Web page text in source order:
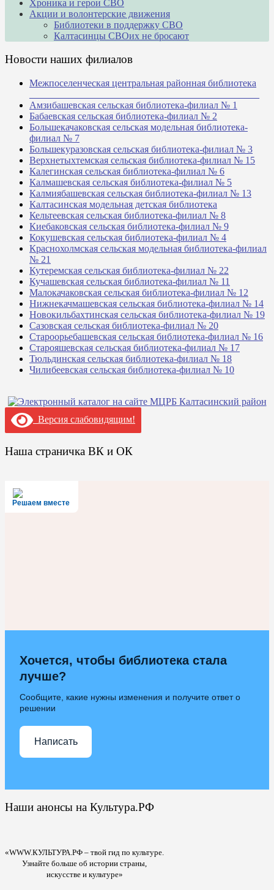
Хроника и герои СВО
Акции и волонтерские движения
Библиотеки в поддержку СВО
Калтасинцы СВОих не бросают
Новости наших филиалов
Межпоселенческая центральная районная библиотека
Амзибашевская сельская библиотека-филиал № 1
Бабаевская сельская библиотека-филиал № 2
Большекачаковская сельская модельная библиотека-
филиал № 7
Большекуразовская сельская библиотека-филиал № 3
Верхнетыхтемская сельская библиотека-филиал № 15
Калегинская сельская библиотека-филиал № 6
Калмашевская сельская библиотека-филиал № 5
Калмиябашевская сельская библиотека-филиал № 13
Калтасинская модельная детская библиотека
Кельтеевская сельская библиотека-филиал № 8
Киебаковская сельская библиотека-филиал № 9
Кокушевская сельская библиотека-филиал № 4
Краснохолмская сельская модельная библиотека-филиал
№ 21
Кутеремская сельская библиотека-филиал № 22
Кучашевская сельская библиотека-филиал № 11
Малокачаковская сельская библиотека-филиал № 12
Нижнекачмашевская сельская библиотека-филиал № 14
Новокильбахтинская сельская библиотека-филиал № 19
Сазовская сельская библиотека-филиал № 20
Староорьебашевская сельская библиотека-филиал № 16
Старояшевская сельская библиотека-филиал № 17
Тюльдинская сельская библиотека-филиал № 18
Чилибеевская сельская библиотека-филиал № 10
Версия слабовидящим!
Наша страничка ВК и ОК
Решаем вместе
Хочется, чтобы библиотека стала
лучше?
Сообщите, какие нужны изменения и получите ответ о
решении
Написать
Наши анонсы на Культура.РФ
«WWW.КУЛЬТУРА.РФ – твой гид по культуре.
Узнайте больше об истории страны,
искусстве и культуре»